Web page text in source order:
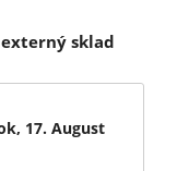
sklad
17. August